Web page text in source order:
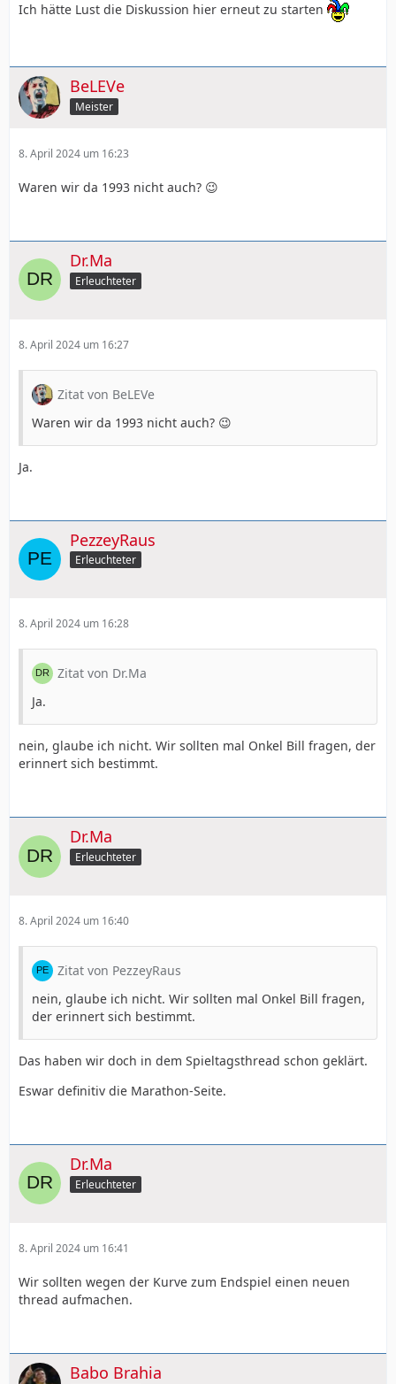
Ich hätte Lust die Diskussion hier erneut zu starten
BeLEVe
Meister
8. April 2024 um 16:23
Waren wir da 1993 nicht auch? 😉
Dr.Ma
Erleuchteter
8. April 2024 um 16:27
Zitat von BeLEVe
Waren wir da 1993 nicht auch? 😉
Ja.
PezzeyRaus
Erleuchteter
8. April 2024 um 16:28
Zitat von Dr.Ma
Ja.
nein, glaube ich nicht. Wir sollten mal Onkel Bill fragen, der
erinnert sich bestimmt.
Dr.Ma
Erleuchteter
8. April 2024 um 16:40
Zitat von PezzeyRaus
nein, glaube ich nicht. Wir sollten mal Onkel Bill fragen,
der erinnert sich bestimmt.
Das haben wir doch in dem Spieltagsthread schon geklärt.
Eswar definitiv die Marathon-Seite.
Dr.Ma
Erleuchteter
8. April 2024 um 16:41
Wir sollten wegen der Kurve zum Endspiel einen neuen
thread aufmachen.
Babo Brahia